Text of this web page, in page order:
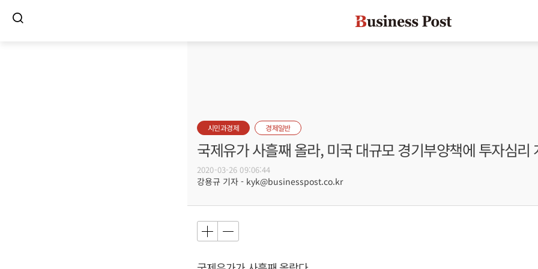
시민과경제 경제일반
국제유가 사흘째 올라, 미국 대규모 경기부양책에 투자심리
2020-03-26 09:06:44
강용규 기자 - kyk@businesspost.co.kr